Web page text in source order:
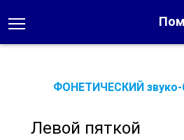
ФОНЕТИЧЕСКИЙ звуко-
Левой пяткой